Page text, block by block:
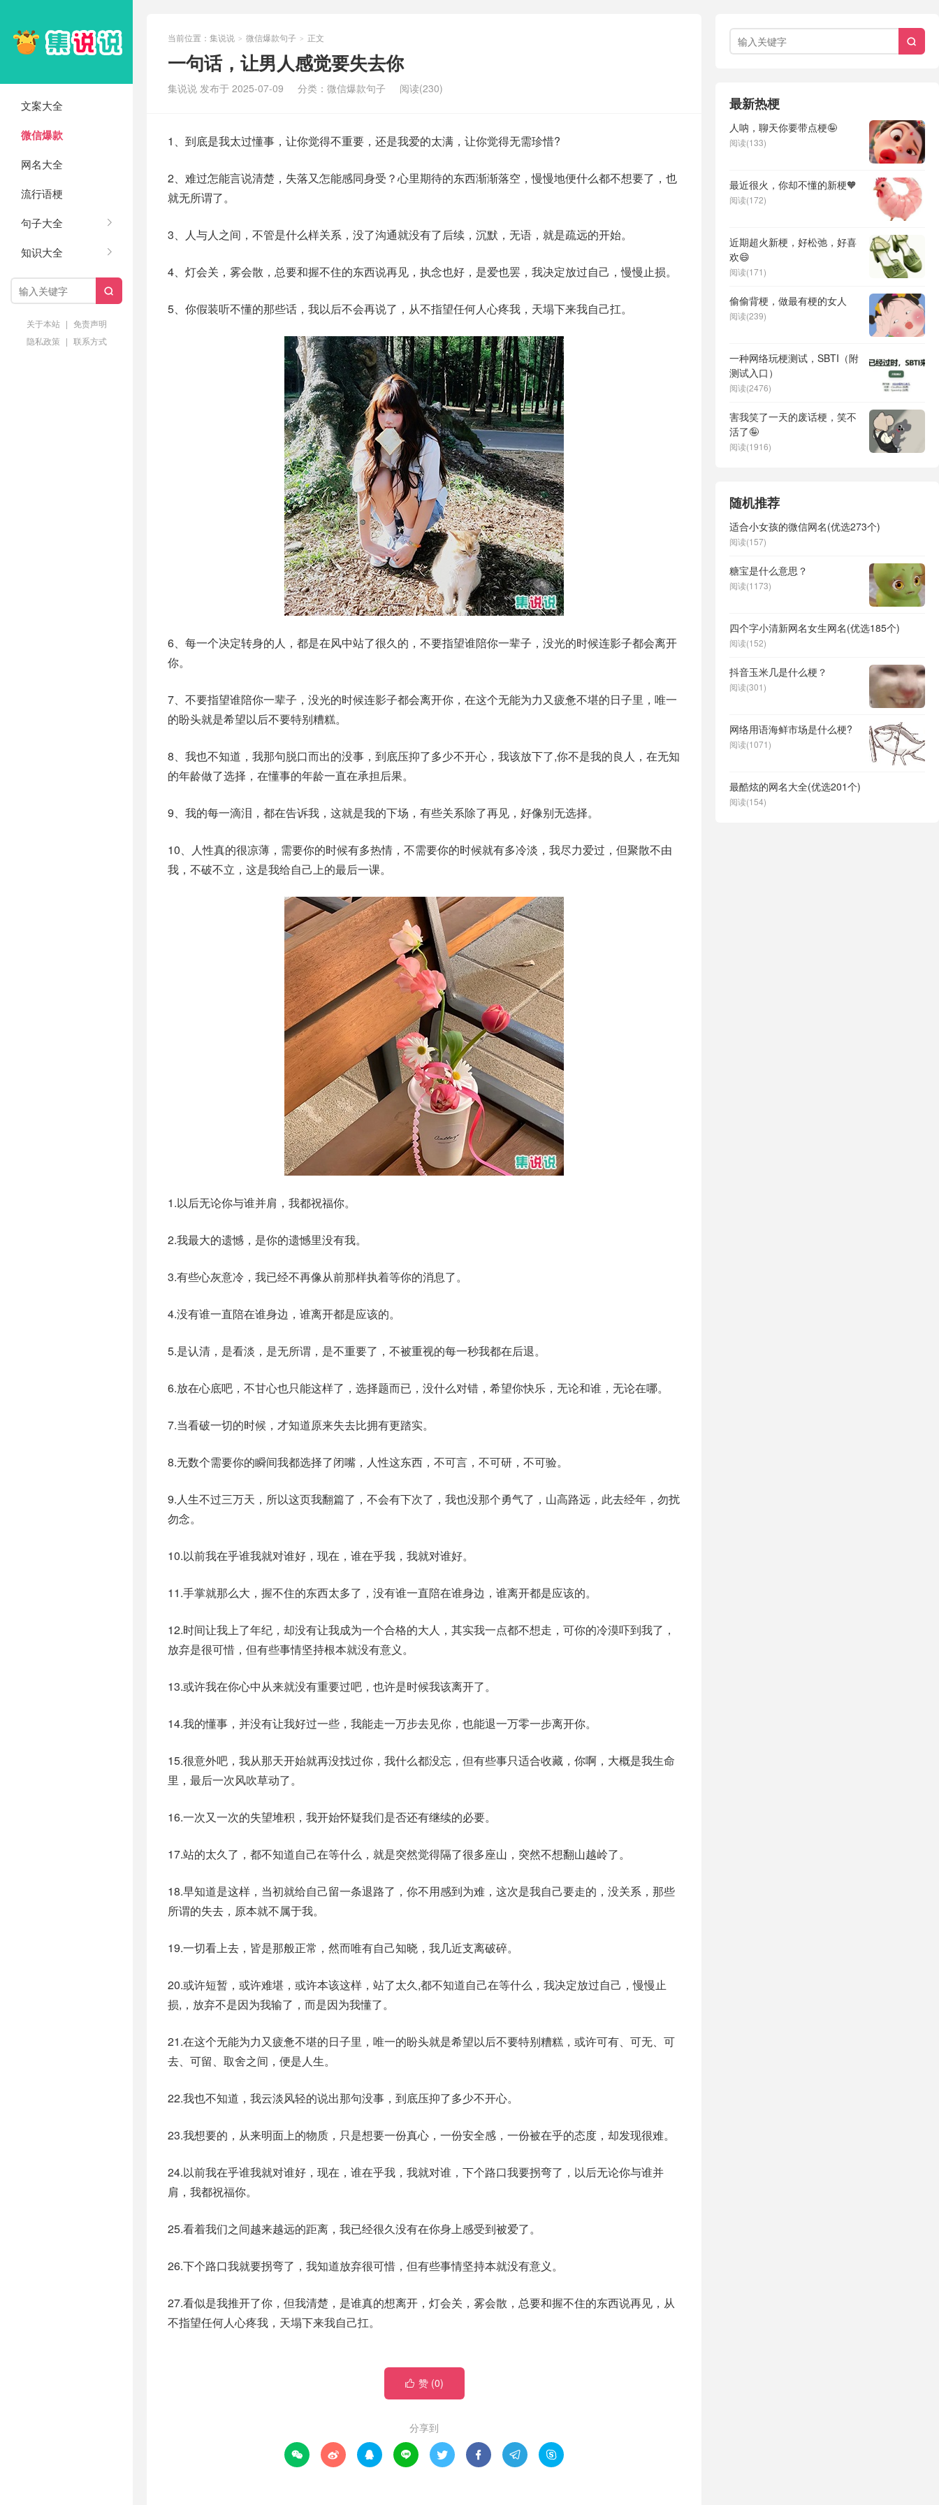
文案大全
微信爆款
网名大全
流行语梗
句子大全
知识大全

关于本站 | 免责声明
隐私政策 | 联系方式
当前位置： 集说说 > 微信爆款句子 > 正文
一句话，让男人感觉要失去你
集说说 发布于 2025-07-09 分类： 微信爆款句子 阅读(230)
1、到底是我太过懂事，让你觉得不重要，还是我爱的太满，让你觉得无需珍惜?
2、难过怎能言说清楚，失落又怎能感同身受？心里期待的东西渐渐落空，慢慢地便什么都不想要了，也
就无所谓了。
3、人与人之间，不管是什么样关系，没了沟通就没有了后续，沉默，无语，就是疏远的开始。
4、灯会关，雾会散，总要和握不住的东西说再见，执念也好，是爱也罢，我决定放过自己，慢慢止损。
5、你假装听不懂的那些话，我以后不会再说了，从不指望任何人心疼我，天塌下来我自己扛。
6、每一个决定转身的人，都是在风中站了很久的，不要指望谁陪你一辈子，没光的时候连影子都会离开
你。
7、不要指望谁陪你一辈子，没光的时候连影子都会离开你，在这个无能为力又疲惫不堪的日子里，唯一
的盼头就是希望以后不要特别糟糕。
8、我也不知道，我那句脱口而出的没事，到底压抑了多少不开心，我该放下了,你不是我的良人，在无知
的年龄做了选择，在懂事的年龄一直在承担后果。
9、我的每一滴泪，都在告诉我，这就是我的下场，有些关系除了再见，好像别无选择。
10、人性真的很凉薄，需要你的时候有多热情，不需要你的时候就有多冷淡，我尽力爱过，但聚散不由
我，不破不立，这是我给自己上的最后一课。
1.以后无论你与谁并肩，我都祝福你。
2.我最大的遗憾，是你的遗憾里没有我。
3.有些心灰意冷，我已经不再像从前那样执着等你的消息了。
4.没有谁一直陪在谁身边，谁离开都是应该的。
5.是认清，是看淡，是无所谓，是不重要了，不被重视的每一秒我都在后退。
6.放在心底吧，不甘心也只能这样了，选择题而已，没什么对错，希望你快乐，无论和谁，无论在哪。
7.当看破一切的时候，才知道原来失去比拥有更踏实。
8.无数个需要你的瞬间我都选择了闭嘴，人性这东西，不可言，不可研，不可验。
9.人生不过三万天，所以这页我翻篇了，不会有下次了，我也没那个勇气了，山高路远，此去经年，勿扰
勿念。
10.以前我在乎谁我就对谁好，现在，谁在乎我，我就对谁好。
11.手掌就那么大，握不住的东西太多了，没有谁一直陪在谁身边，谁离开都是应该的。
12.时间让我上了年纪，却没有让我成为一个合格的大人，其实我一点都不想走，可你的冷漠吓到我了，
放弃是很可惜，但有些事情坚持根本就没有意义。
13.或许我在你心中从来就没有重要过吧，也许是时候我该离开了。
14.我的懂事，并没有让我好过一些，我能走一万步去见你，也能退一万零一步离开你。
15.很意外吧，我从那天开始就再没找过你，我什么都没忘，但有些事只适合收藏，你啊，大概是我生命
里，最后一次风吹草动了。
16.一次又一次的失望堆积，我开始怀疑我们是否还有继续的必要。
17.站的太久了，都不知道自己在等什么，就是突然觉得隔了很多座山，突然不想翻山越岭了。
18.早知道是这样，当初就给自己留一条退路了，你不用感到为难，这次是我自己要走的，没关系，那些
所谓的失去，原本就不属于我。
19.一切看上去，皆是那般正常，然而唯有自己知晓，我几近支离破碎。
20.或许短暂，或许难堪，或许本该这样，站了太久,都不知道自己在等什么，我决定放过自己，慢慢止
损,，放弃不是因为我输了，而是因为我懂了。
21.在这个无能为力又疲惫不堪的日子里，唯一的盼头就是希望以后不要特别糟糕，或许可有、可无、可
去、可留、取舍之间，便是人生。
22.我也不知道，我云淡风轻的说出那句没事，到底压抑了多少不开心。
23.我想要的，从来明面上的物质，只是想要一份真心，一份安全感，一份被在乎的态度，却发现很难。
24.以前我在乎谁我就对谁好，现在，谁在乎我，我就对谁，下个路口我要拐弯了，以后无论你与谁并
肩，我都祝福你。
25.看着我们之间越来越远的距离，我已经很久没有在你身上感受到被爱了。
26.下个路口我就要拐弯了，我知道放弃很可惜，但有些事情坚持本就没有意义。
27.看似是我推开了你，但我清楚，是谁真的想离开，灯会关，雾会散，总要和握不住的东西说再见，从
不指望任何人心疼我，天塌下来我自己扛。
 赞 (0)
分享到
       

最新热梗
人呐，聊天你要带点梗🤪
阅读(133)
最近很火，你却不懂的新梗🧡
阅读(172)
近期超火新梗，好松弛，好喜
欢😄
阅读(171)
偷偷背梗，做最有梗的女人
阅读(239)
一种网络玩梗测试，SBTI（附
测试入口）
阅读(2476)
害我笑了一天的废话梗，笑不
活了🤪
阅读(1916)
随机推荐
适合小女孩的微信网名(优选273个)
阅读(157)
糖宝是什么意思？
阅读(1173)
四个字小清新网名女生网名(优选185个)
阅读(152)
抖音玉米几是什么梗？
阅读(301)
网络用语海鲜市场是什么梗?
阅读(1071)
最酷炫的网名大全(优选201个)
阅读(154)